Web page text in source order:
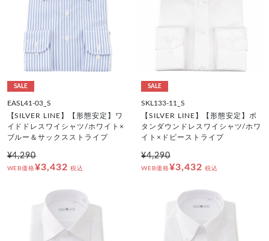
SALE
EASL41-03_S
【SILVER LINE】【形態安定】ワ
イドドレスワイシャツ/ホワイト×
ブルー＆サックスストライプ
¥4,290
WEB価格¥3,432 税込
SALE
SKL133-11_S
【SILVER LINE】【形態安定】ボ
タンダウンドレスワイシャツ/ホワ
イト×ドビーストライプ
¥4,290
WEB価格¥3,432 税込